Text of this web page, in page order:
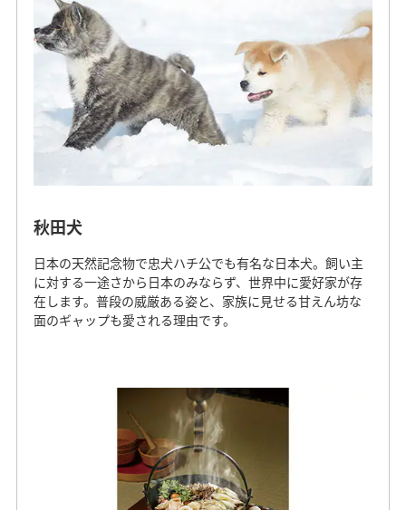
秋田犬
日本の天然記念物で忠犬ハチ公でも有名な日本犬。飼い主
に対する一途さから日本のみならず、世界中に愛好家が存
在します。普段の威厳ある姿と、家族に見せる甘えん坊な
面のギャップも愛される理由です。